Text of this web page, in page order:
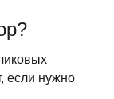
если нужно